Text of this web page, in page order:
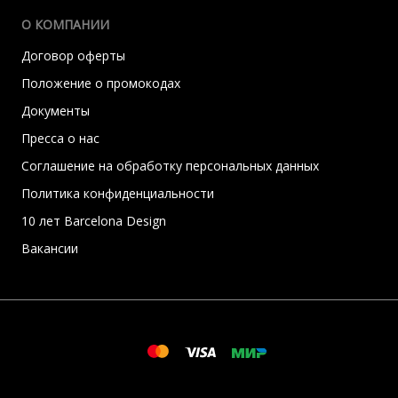
О КОМПАНИИ
Договор оферты
Положение о промокодах
Документы
Пресса о нас
Соглашение на обработку персональных данных
Политика конфиденциальности
10 лет Barcelona Design
Вакансии